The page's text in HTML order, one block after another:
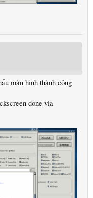
màn hình thành công
done via